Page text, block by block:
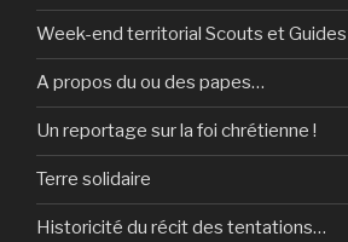
Week-end territorial Scouts et Guides
A propos du ou des papes…
Un reportage sur la foi chrétienne !
Terre solidaire
Historicité du récit des tentations…